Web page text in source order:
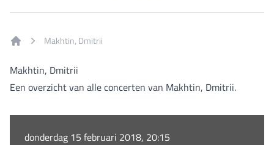
Makhtin, Dmitrii
Makhtin, Dmitrii
Een overzicht van alle concerten van Makhtin, Dmitrii.
donderdag 15 februari 2018, 20:15